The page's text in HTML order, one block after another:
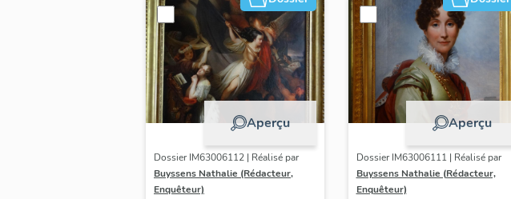
Aperçu
Dossier IM63006112 | Réalisé par
Buyssens Nathalie (Rédacteur,
Enquêteur)
Aperçu
Dossier IM63006111 | Réalisé par
Buyssens Nathalie (Rédacteur,
Enquêteur)